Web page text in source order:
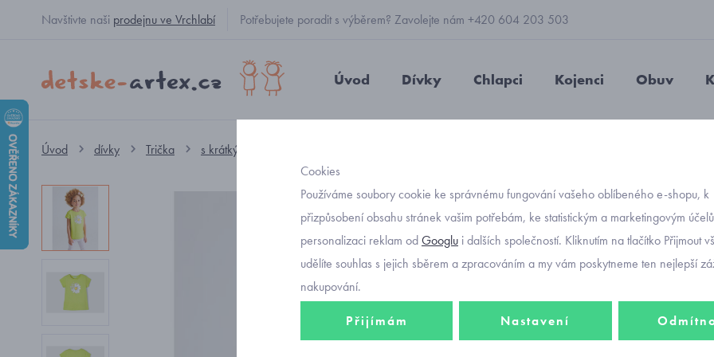
Navštivte naši prodejnu ve Vrchlabí Potřebujete poradit s výběrem? Zavolejte nám +420 604 203 503
Úvod Dívky Chlapci Kojenci Obuv
Úvod dívky Trička s krátkým rukávem
Objednávací
letní
3048-
368
Cookies
Používáme soubory cookie ke správnému fungování vašeho oblíbeného e-shopu, k
přizpůsobení obsahu stránek vašim potřebám, ke statistickým a marketingovým
personalizaci reklam odGooglu i dalších společností. Kliknutím na tlačítko Přijmout
udělíte souhlas s jejich sběrem a zpracováním a my vám poskytneme ten nejlepší
nakupování.
Přijímám Nastavení